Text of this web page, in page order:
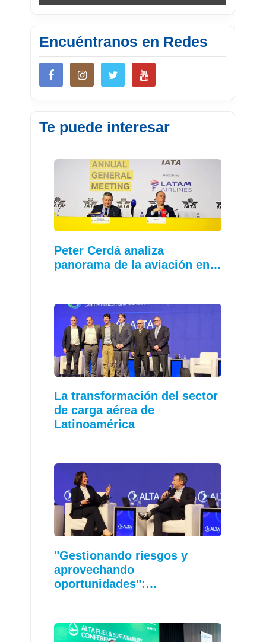
Encuéntranos en Redes
Te puede interesar
Peter Cerdá analiza
panorama de la aviación en…
La transformación del sector
de carga aérea de
Latinoamérica
"Gestionando riesgos y
aprovechando
oportunidades":…